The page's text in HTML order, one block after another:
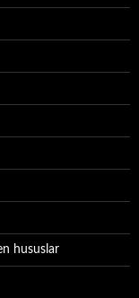
hususlar